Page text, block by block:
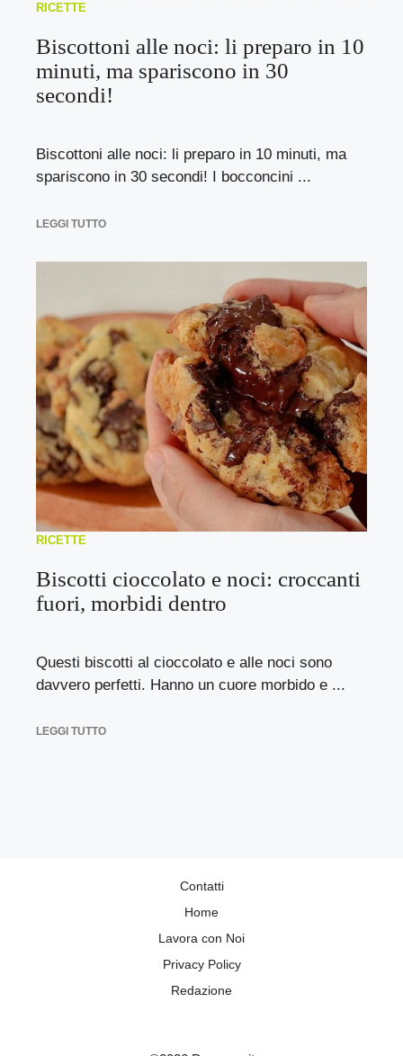
RICETTE
Biscottoni alle noci: li preparo in 10
minuti, ma spariscono in 30
secondi!
Biscottoni alle noci: li preparo in 10 minuti, ma
spariscono in 30 secondi! I bocconcini ...
LEGGI TUTTO
RICETTE
Biscotti cioccolato e noci: croccanti
fuori, morbidi dentro
Questi biscotti al cioccolato e alle noci sono
davvero perfetti. Hanno un cuore morbido e ...
LEGGI TUTTO
Contatti
Home
Lavora con Noi
Privacy Policy
Redazione